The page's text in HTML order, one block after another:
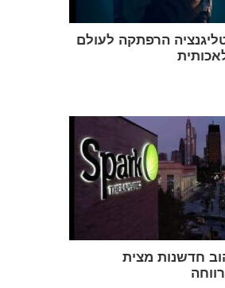
הרפתקה לעולם
חדשנות מצית